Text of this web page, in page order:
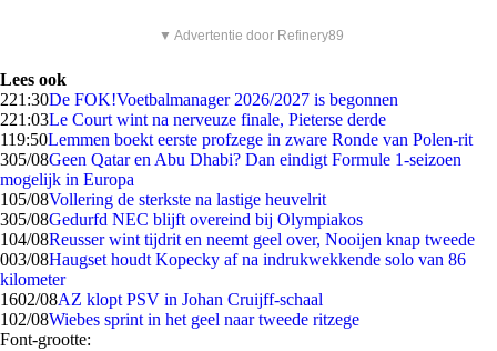
▼ Advertentie door Refinery89
Lees ook
221:30De FOK!Voetbalmanager 2026/2027 is begonnen
221:03Le Court wint na nerveuze finale, Pieterse derde
119:50Lemmen boekt eerste profzege in zware Ronde van Polen-rit
305/08Geen Qatar en Abu Dhabi? Dan eindigt Formule 1-seizoen
mogelijk in Europa
105/08Vollering de sterkste na lastige heuvelrit
305/08Gedurfd NEC blijft overeind bij Olympiakos
104/08Reusser wint tijdrit en neemt geel over, Nooijen knap tweede
003/08Haugset houdt Kopecky af na indrukwekkende solo van 86
kilometer
1602/08AZ klopt PSV in Johan Cruijff-schaal
102/08Wiebes sprint in het geel naar tweede ritzege
Font-grootte: